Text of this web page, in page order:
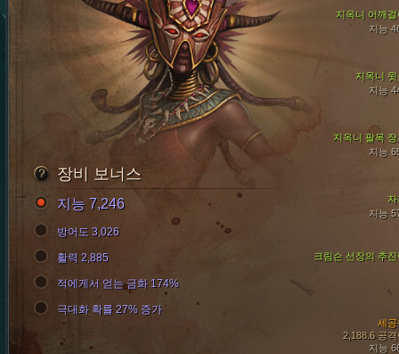
지옥니 윗
지능
지옥니 팔목 장
지능
지옥니 어깨걸
지능
크림슨 선장의 추진
세공
2,188.6 공격
지능
지능
장비 보너스
지능 7,246
방어도 3,026
활력 2,885
적에게서 얻는 금화 174%
극대화 확률 27% 증가